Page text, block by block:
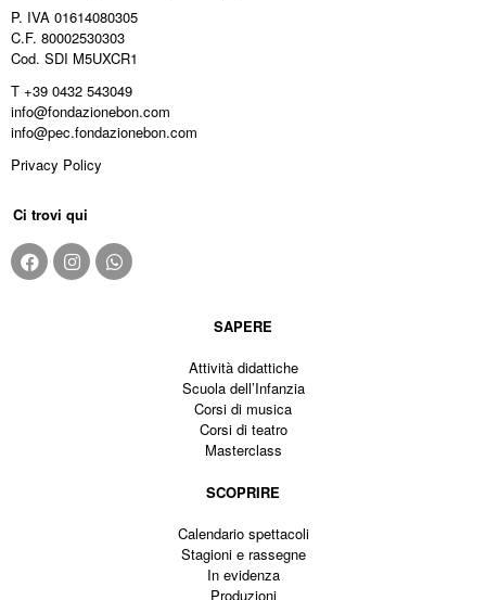
P. IVA 01614080305
C.F. 80002530303
Cod. SDI M5UXCR1
T +39 0432 543049
info@fondazionebon.com
info@pec.fondazionebon.com
Privacy Policy
Ci trovi qui
SAPERE
Attività didattiche
Scuola dell’Infanzia
Corsi di musica
Corsi di teatro
Masterclass
SCOPRIRE
Calendario spettacoli
Stagioni e rassegne
In evidenza
Produzioni